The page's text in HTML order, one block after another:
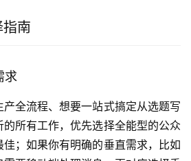
南
求
全流程、想要一站式搞定从选题写
所有工作，优先选择全能型的公众
；如果你有明确的垂直需求，比如